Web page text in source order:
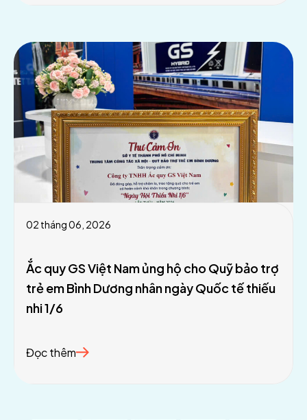
02 tháng 06, 2026
Ắc quy GS Việt Nam ủng hộ cho Quỹ bảo trợ
trẻ em Bình Dương nhân ngày Quốc tế thiếu
nhi 1/6
Đọc thêm